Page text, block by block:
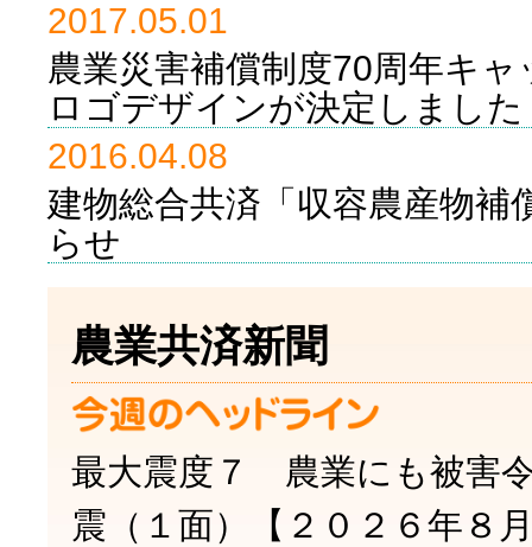
2017.05.01
農業災害補償制度70周年キ
ロゴデザインが決定しました
2016.04.08
建物総合共済「収容農産物補
らせ
農業共済新聞
最大震度７ 農業にも被害
震（１面）【２０２６年８